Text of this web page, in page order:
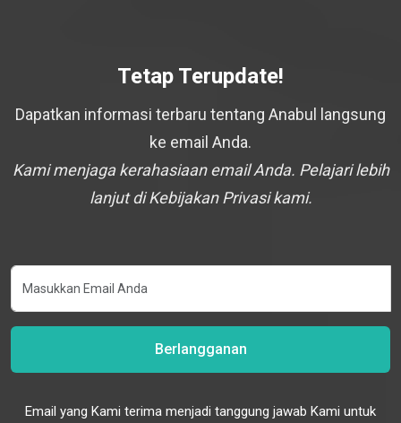
Tetap Terupdate!
Dapatkan informasi terbaru tentang Anabul langsung
ke email Anda.
Kami menjaga kerahasiaan email Anda. Pelajari lebih
lanjut di Kebijakan Privasi kami.
Berlangganan
Email yang Kami terima menjadi tanggung jawab Kami untuk